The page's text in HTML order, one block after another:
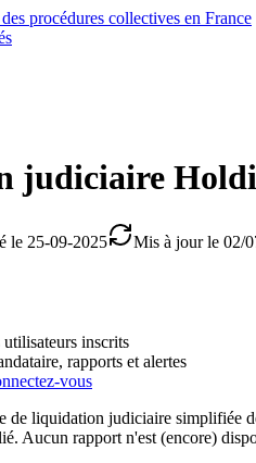
procédures collectives en France
judiciaire
le 25-09-2025 Mis à jour le 02/
inscrits
rapports et alertes
vous
liquidation judiciaire simplifiée
Aucun rapport n'est (encore)